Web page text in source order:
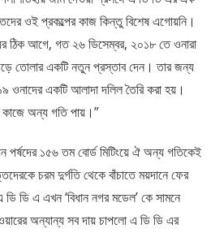
ওই প্রকল্পের কাজ কিন্তু বিশেষ এগোয়নি।
ঠিক আগে, গত ২৬ ডিসেম্বর, ২০১৮ তে ওনারা
তোলার একটি নতুন প্রস্তাব দেন। তার জন্য
একটি আলাদা দলিল তৈরি করা হয়।
কাজে অন্য গতি পায়।”
১৫৬ তম বোর্ড মিটিংয়ে ঐ অন্য গতিকেই
চরম দুর্গতি থেকে বাঁচাতে ময়দানে ফের
ডি এ এখন ‘বিধান নগর মডেল’ কে সামনে
অন্যান্য সব দায় চাপলো এ ডি ডি এর